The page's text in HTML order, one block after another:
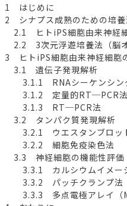
1 はじめに
2 シナプス成熟のための培
2.1 ヒトiPS細胞由来神経
2.2 3次元浮遊培養法（脳オ
3 ヒトiPS細胞由来神経細胞
3.1 遺伝子発現解析
3.1.1 RNAシーケンシン
3.1.2 定量的RT─PCR法
3.1.3 RT─PCR法
3.2 タンパク質発現解析
3.2.1 ウエスタンブロッ
3.2.2 細胞免疫染色法
3.3 神経細胞の機能性評価
3.3.1 カルシウムイメー
3.3.2 パッチクランプ法
3.3.3 多点電極アレイ（